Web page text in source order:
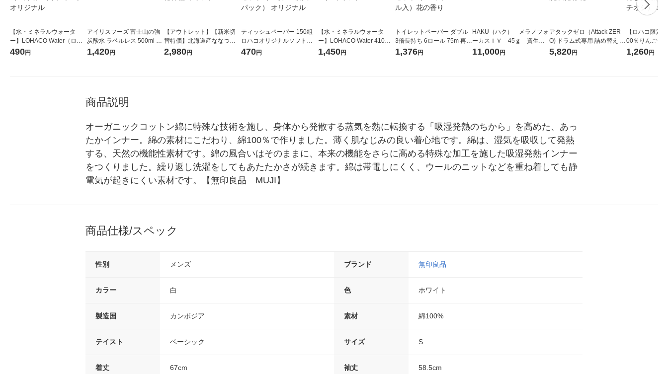
【水・ミネラルウォータ
ー】LOHACO Water（ロハ
コウォーター）2L ラベルレ
490円
アイリスフーズ 富士山の強
炭酸水 ラベルレス 500ml 1
箱（24本入）
1,420円
【アウトレット】【新米切
替特価】北海道産ななつぼ
し 無洗米 5kg 1袋 令和7年産
2,980円
ティッシュペーパー 150組
ロハコオリジナルソフトパ
ックティッシュ フィオナ オ
470円
【水・ミネラルウォータ
ー】LOHACO Water 410ml
1箱（20本入）ラベルレス
1,450円
トイレットペーパー ダブル
3倍長持ち 6ロール 75m 再生
紙配合 スコッティフラワー
1,376円
HAKU（ハク） メラノフォ
ーカスＩＶ 45ｇ 資生
堂 おまけ付き
11,000円
アタックゼロ（Attack ZER
O) ドラム式専用 詰め替え メ
ガジャンボ 2300g 1セット
5,820円
【ロハコ限定
00％りんごジ
箱（18本入）
1,260円
商品説明
オーガニックコットン綿に特殊な技術を施し、身体から発散する蒸気を熱に転換する「吸湿発熱のちから」を高めた、あっ
たかインナー。綿の素材にこだわり、綿100％で作りました。薄く肌なじみの良い着心地です。綿は、湿気を吸収して発熱
する、天然の機能性素材です。綿の風合いはそのままに、本来の機能をさらに高める特殊な加工を施した吸湿発熱インナー
をつくりました。繰り返し洗濯をしてもあたたかさが続きます。綿は帯電しにくく、ウールのニットなどを重ね着しても静
電気が起きにくい素材です。【無印良品　MUJI】
商品仕様/スペック
性別 メンズ ブランド 無印良品
カラー 白 色 ホワイト
製造国 カンボジア 素材 綿100%
テイスト ベーシック サイズ S
着丈 67cm 袖丈 58.5cm